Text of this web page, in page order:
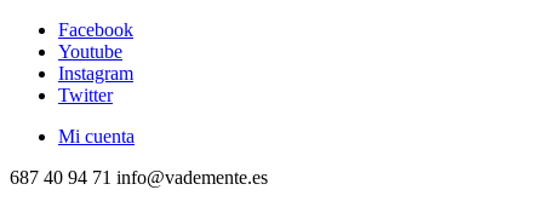
Facebook
Youtube
Instagram
Twitter
Mi cuenta
687 40 94 71 info@vademente.es